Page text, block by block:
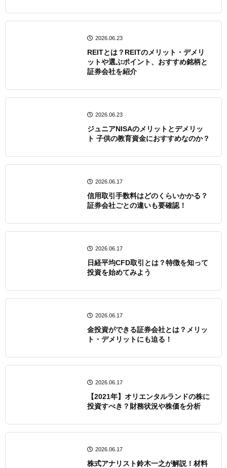
2026.06.23
REITとは？REITのメリット・デメリ
ットや選ぶポイント、おすすめ銘柄と
証券会社を紹介
2026.06.23
ジュニアNISAのメリットとデメリッ
ト 子供の教育資金におすすめなのか？
2026.06.17
信用取引手数料はどのくらいかかる？
証券会社ごとの違いも要確認！
2026.06.17
日経平均CFD取引とは？特徴を知って
投資を始めてみよう
2026.06.17
金投資ができる証券会社とは？メリッ
ト・デメリットにも迫る！
2026.06.17
【2021年】オリエンタルランドの株に
投資すべき？財務状況や株価を分析
2026.06.17
株式アナリスト鈴木一之が解説！材料